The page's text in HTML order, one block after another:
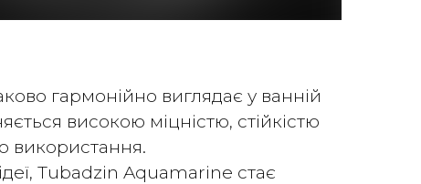
гармонійно виглядає у ванній
високою міцністю, стійкістю
використання.
Tubadzin Aquamarine стає